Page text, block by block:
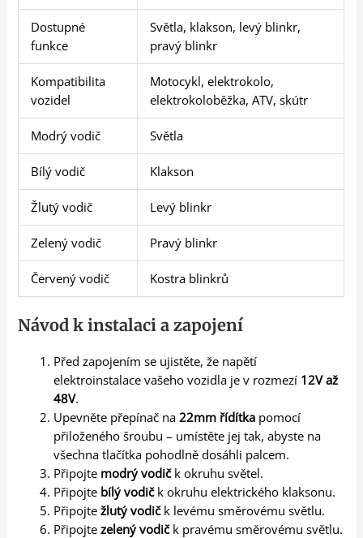
Dostupné
funkce
Světla, klakson, levý blinkr,
pravý blinkr
Kompatibilita
vozidel
Motocykl, elektrokolo,
elektrokoloběžka, ATV, skútr
Modrý vodič Světla
Bílý vodič Klakson
Žlutý vodič Levý blinkr
Zelený vodič Pravý blinkr
Červený vodič Kostra blinkrů
Návod k instalaci a zapojení
Před zapojením se ujistěte, že napětí
elektroinstalace vašeho vozidla je v rozmezí 12V až
48V.
Upevněte přepínač na22mm řídítka pomocí
přiloženého šroubu – umístěte jej tak, abyste na
všechna tlačítka pohodlně dosáhli palcem.
Připojte modrý vodičk okruhu světel.
Připojte bílý vodičk okruhu elektrického klaksonu.
Připojtežlutý vodičk levému směrovému světlu.
Připojtezelený vodičk pravému směrovému světlu.